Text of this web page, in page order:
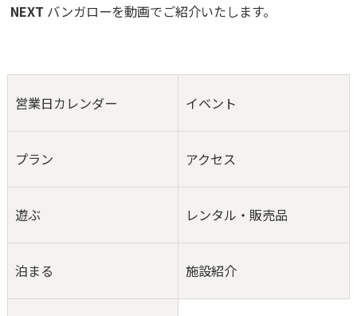
NEXT バンガローを動画でご紹介いたします。
営業日カレンダー イベント
プラン アクセス
遊ぶ レンタル・販売品
泊まる 施設紹介